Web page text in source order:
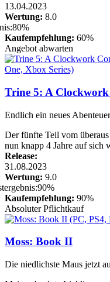
13.04.2023
Wertung: 8.0
Kaufempfehlung: 60%
Angebot abwarten
Trine 5: A
Endlich ein neues
Der fünfte Teil vom
nun knapp 4 Jahre auf sich
Release:
31.08.2023
Wertung: 9.0
Kaufempfehlung: 90%
Absoluter Pflichtkauf
Moss: Book II
Die niedlichste Maus jetzt